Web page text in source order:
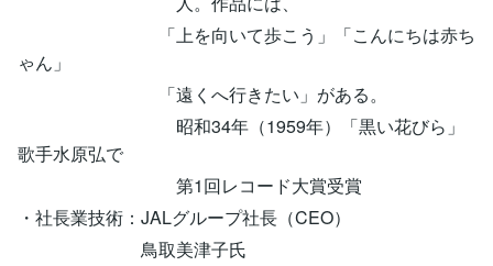
「上を向いて歩こう」「こんにちは赤ち
ゃん」
「遠くへ行きたい」がある。
昭和34年（1959年）「黒い花びら」
歌手水原弘で
第1回レコード大賞受賞
・社長業技術：JALグループ社長（CEO）
鳥取美津子氏